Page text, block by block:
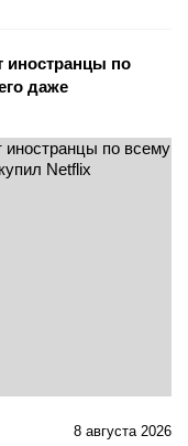
иностранцы по
даже
8 августа 2026